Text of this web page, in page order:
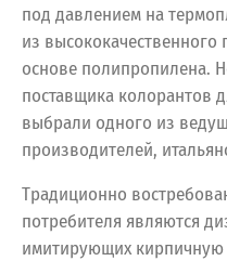
под давлением на
из
основе полипропилена.
поставщика колорантов
выбрали одного из
производителей,
Традиционно
потребителя являются
имитирующих кирпичную